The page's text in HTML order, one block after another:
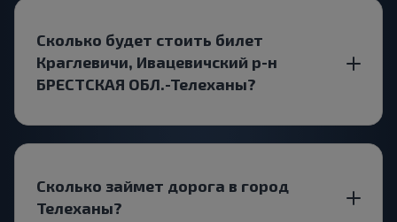
Сколько будет стоить билет
Краглевичи, Ивацевичский р-н
БРЕСТСКАЯ ОБЛ.-Телеханы?
Сколько займет дорога в город
Телеханы?